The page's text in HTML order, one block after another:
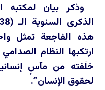
وذكر بيان لمكتبه
هذه الفاجعة تمثل
ارتكبها النظام
خلّفته من مآسٍ
لحقوق الإنسان”.